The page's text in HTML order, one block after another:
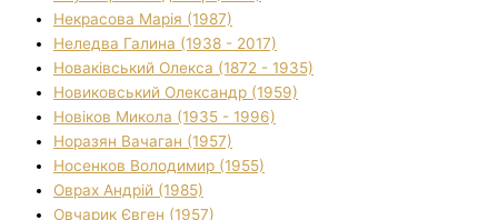
Некрасова Марія (1987)
Неледва Галина (1938 - 2017)
Новаківський Олекса (1872 - 1935)
Новиковський Олександр (1959)
Новіков Микола (1935 - 1996)
Норазян Вачаган (1957)
Носенков Володимир (1955)
Оврах Андрій (1985)
Овчарик Євген (1957)